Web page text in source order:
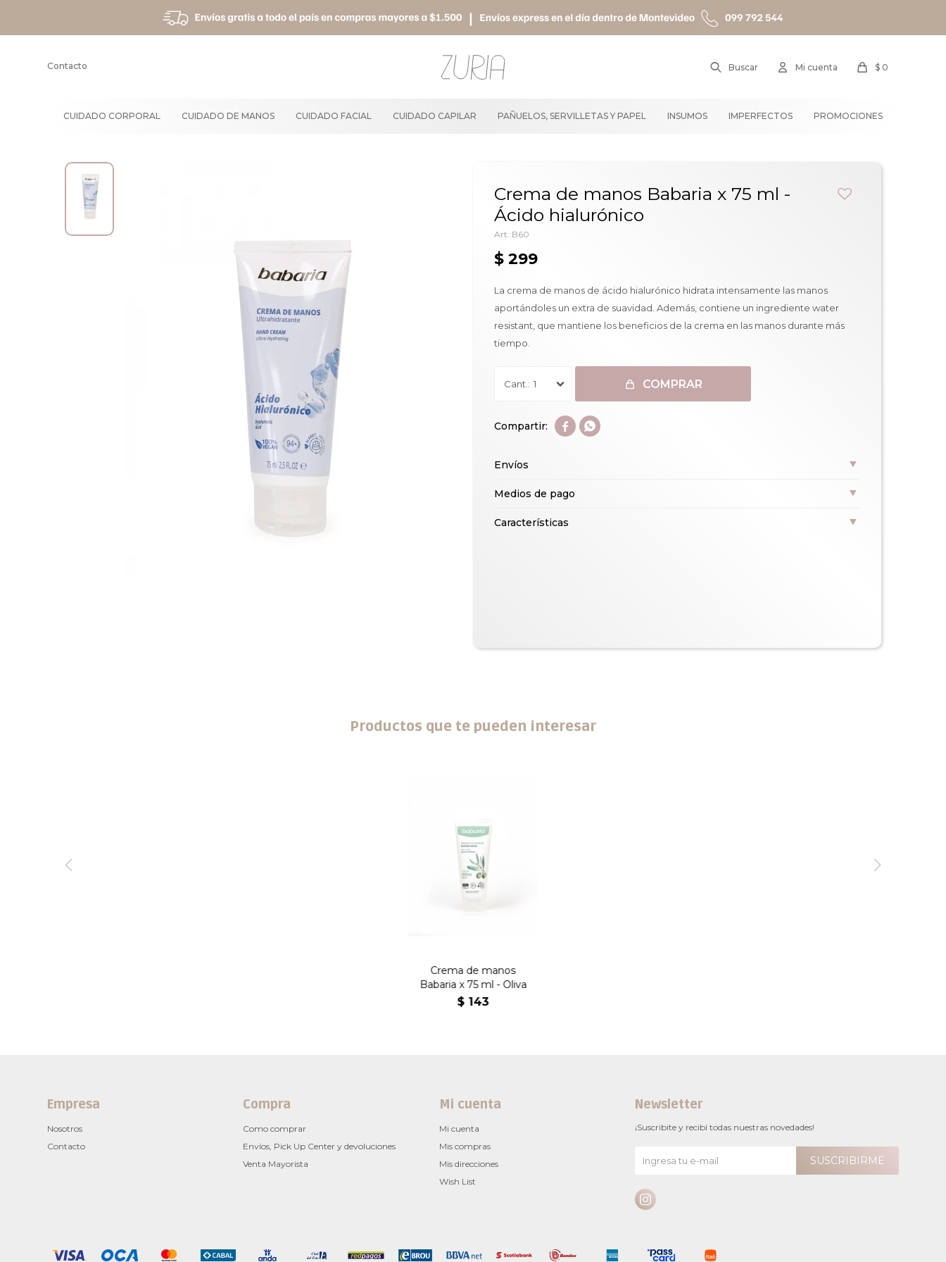
CUIDADO CORPORAL CUIDADO DE MANOS CUIDADO FACIAL CUIDADO CAPILAR PAÑUELOS, SERVILLETAS Y PAPEL INSUMOS IMPERFECTOS PROMOCIONES
$ 0
Contacto
Crema de manos Babaria x 75 ml -
Ácido hialurónico
B60
$ 299
La crema de manos de ácido hialurónico hidrata intensamente las manos
aportándoles un extra de suavidad. Además, contiene un ingrediente water
resistant, que mantiene los beneficios de la crema en las manos durante más
tiempo.
1 COMPRAR
 
Envíos
Medios de pago
Características
Productos que te pueden interesar
Crema de manos
Babaria x 75 ml - Oliva
$ 143
Empresa
Nosotros
Contacto
Compra
Como comprar
Envíos, Pick Up Center y devoluciones
Venta Mayorista
Mi cuenta
Mi cuenta
Mis compras
Mis direcciones
Wish List
Newsletter
¡Suscribite y recibí todas nuestras novedades!
SUSCRIBIRME
